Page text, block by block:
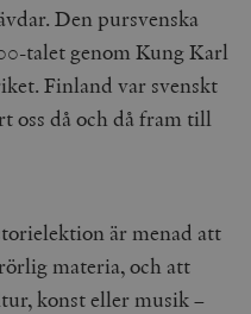
Den pursvenska
talet genom Kung Karl
Finland var svenskt
oss då och då fram till
är menad att
materia, och att
konst eller musik –